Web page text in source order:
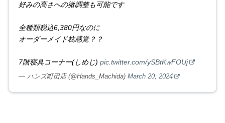
好みの高さへの微調整も可能です
全種類税込6,380円なのに
オーダーメイド枕感覚？？
7階寝具コーナー(しめじ) pic.twitter.com/ySBtKwFOUj
— ハンズ町田店 (@Hands_Machida) March 20, 2024